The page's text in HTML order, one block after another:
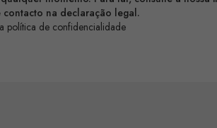
contacto na declaração legal.
política de confidencialidade